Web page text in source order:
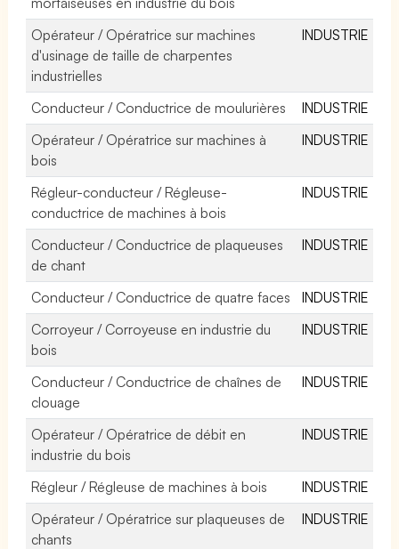
Opérateur / Opératrice sur machines
d'usinage de taille de charpentes
industrielles
INDUSTRIE
Conducteur / Conductrice de moulurières
INDUSTRIE
Opérateur / Opératrice sur machines à
bois
INDUSTRIE
Régleur-conducteur / Régleuse-
conductrice de machines à bois
INDUSTRIE
Conducteur / Conductrice de plaqueuses
de chant
INDUSTRIE
Conducteur / Conductrice de quatre faces
INDUSTRIE
Corroyeur / Corroyeuse en industrie du
bois
INDUSTRIE
Conducteur / Conductrice de chaînes de
clouage
INDUSTRIE
Opérateur / Opératrice de débit en
industrie du bois
INDUSTRIE
Régleur / Régleuse de machines à bois
INDUSTRIE
Opérateur / Opératrice sur plaqueuses de
chants
INDUSTRIE